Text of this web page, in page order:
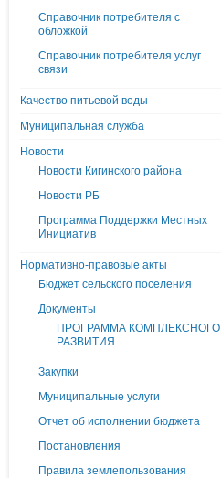
Справочник потребителя с
обложкой
Справочник потребителя услуг
связи
Качество питьевой воды
Муниципальная служба
Новости
Новости Кигинского района
Новости РБ
Программа Поддержки Местных
Инициатив
Нормативно-правовые акты
Бюджет сельского поселения
Документы
ПРОГРАММА КОМПЛЕКСНОГО
РАЗВИТИЯ
Закупки
Муниципальные услуги
Отчет об исполнении бюджета
Постановления
Правила землепользования